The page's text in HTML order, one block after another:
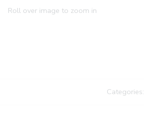
Roll over image to zoom in
Categories: